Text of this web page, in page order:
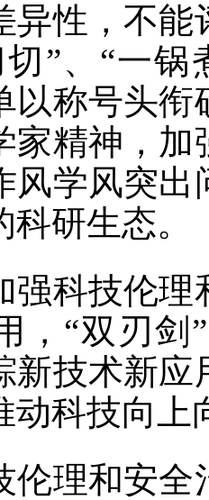
异性，不
”、“一锅
以称号头
家精神，
风学风突
研生态。
科技伦理
，“双刃
新技术新
动科技向上
理和安全